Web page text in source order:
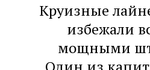
Круизные
избежали
мощными